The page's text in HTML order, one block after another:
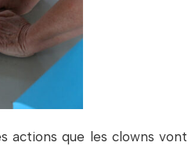
actions que les clowns vont